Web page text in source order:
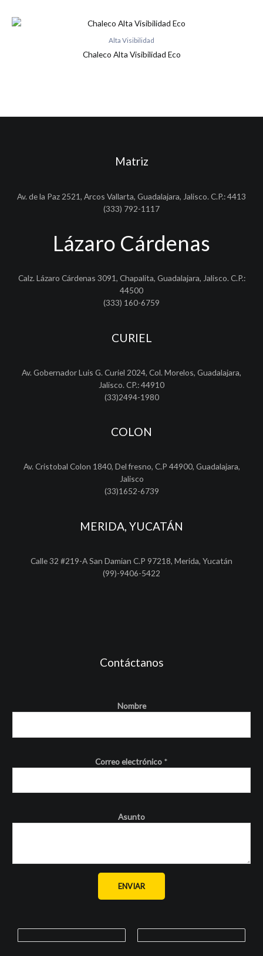
Alta Visibilidad
Chaleco Alta Visibilidad Eco
Matriz
Av. de la Paz 2521, Arcos Vallarta, Guadalajara, Jalisco. C.P.: 4413
(333) 792-1117
Lázaro Cárdenas
Calz. Lázaro Cárdenas 3091, Chapalita, Guadalajara, Jalisco. C.P.:
44500
(333) 160-6759
CURIEL
Av. Gobernador Luis G. Curiel 2024, Col. Morelos, Guadalajara,
Jalisco. CP.: 44910
(33)2494-1980
COLON
Av. Cristobal Colon 1840, Del fresno, C.P 44900, Guadalajara,
Jalisco
(33)1652-6739
MERIDA, YUCATÁN
Calle 32 #219-A San Damian C.P 97218, Merida, Yucatán
(99)-9406-5422
Contáctanos
Nombre
Correo electrónico *
Asunto
ENVIAR